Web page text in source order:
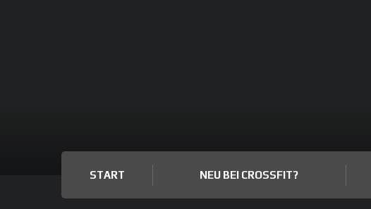
START NEU BEI CROSSFIT?